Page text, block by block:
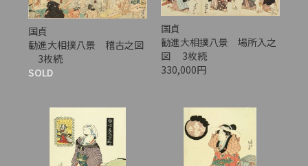
国貞
勧進大相撲八景 稽古之図
3枚続
SOLD
国貞
勧進大相撲八景 場所入之
図 3枚続
330,000円